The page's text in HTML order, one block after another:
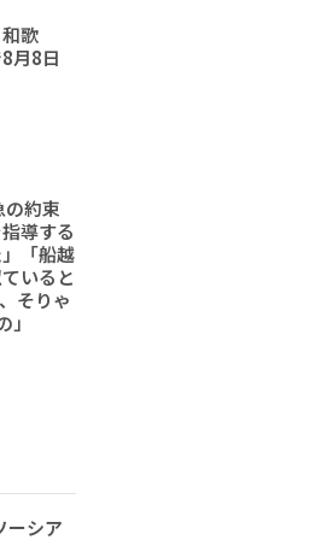
歌
月8日
の約束
導する
「船越
いると
そりゃ
ーシア